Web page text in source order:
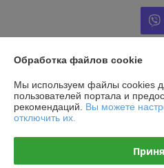
Юридическое лицо:Общество с
«АльянсКомплект»
220125, г. Минск, пр.
Регистрационный номер ЕГР:
Обработка файлов cookie
Мы используем файлы cookies
пользователей портала и
рекомендаций. Вы можете
отключить их.